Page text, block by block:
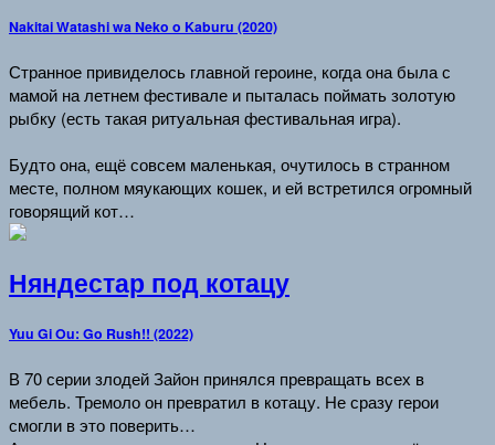
Nakitai Watashi wa Neko o Kaburu (2020)
Странное привиделось главной героине, когда она была с
мамой на летнем фестивале и пыталась поймать золотую
рыбку (есть такая ритуальная фестивальная игра).
Будто она, ещё совсем маленькая, очутилось в странном
месте, полном мяукающих кошек, и ей встретился огромный
говорящий кот…
Няндестар под котацу
Yuu Gi Ou: Go Rush!! (2022)
В 70 серии злодей Зайон принялся превращать всех в
мебель. Тремоло он превратил в котацу. Не сразу герои
смогли в это поверить…